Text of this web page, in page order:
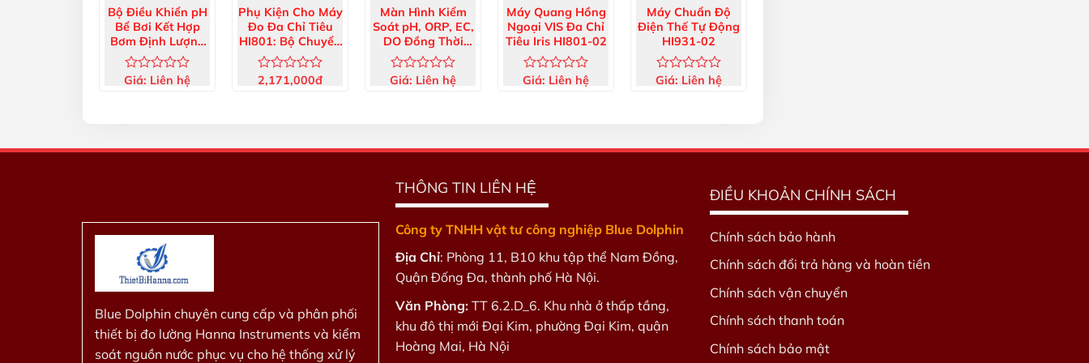
Bộ Điều Khiển pH
Bể Bơi Kết Hợp
Bơm Định Lượng
BL100
Được
sao
Giá: Liên hệ
Phụ Kiện Cho Máy
Đo Đa Chỉ Tiêu
HI801: Bộ Chuyển
Đổi Điện Áp 220V
HI75220/15
Được
sao
2,171,000đ
Màn Hình Kiểm
Soát pH, ORP, EC,
DO Đồng Thời
HI510
Được
sao
Giá: Liên hệ
Máy Quang Hồng
Ngoại VIS Đa Chỉ
Tiêu Iris HI801-02
Được
sao
Giá: Liên hệ
Máy Chuẩn Độ
Điện Thế Tự Động
HI931-02
Được
sao
Giá: Liên hệ
Blue Dolphin chuyên cung cấp và phân phối
thiết bị đo lường Hanna Instruments và kiểm
soát nguồn nước phục vụ cho hệ thống xử lý
THÔNG TIN LIÊN HỆ
Công ty TNHH vật tư công nghiệp Blue Dolphin
Địa Chỉ: Phòng 11, B10 khu tập thể Nam Đồng,
Quận Đống Đa, thành phố Hà Nội.
Văn Phòng: TT 6.2.D_6. Khu nhà ở thấp tầng,
khu đô thị mới Đại Kim, phường Đại Kim, quận
Hoàng Mai, Hà Nội
ĐIỀU KHOẢN CHÍNH SÁCH
Chính sách bảo hành
Chính sách đổi trả hàng và hoàn tiền
Chính sách vận chuyển
Chính sách thanh toán
Chính sách bảo mật